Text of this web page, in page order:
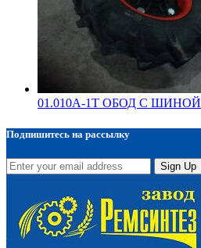
01.010А-1Т ОБОД С ШИНОЙ
Подпишитесь на рассылку
Sign Up